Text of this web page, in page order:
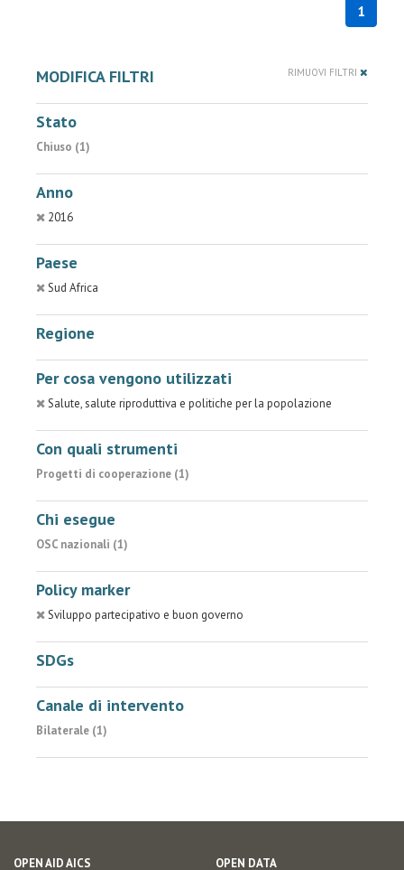
1
MODIFICA FILTRI RIMUOVI FILTRI
Stato
Chiuso (1)
Anno
2016
Paese
Sud Africa
Regione
Per cosa vengono utilizzati
Salute, salute riproduttiva e politiche per la popolazione
Con quali strumenti
Progetti di cooperazione (1)
Chi esegue
OSC nazionali (1)
Policy marker
Sviluppo partecipativo e buon governo
SDGs
Canale di intervento
Bilaterale (1)
OPEN AID AICS OPEN DATA